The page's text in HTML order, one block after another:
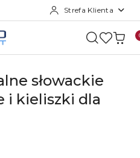
Strefa Klienta
słowackie
i kieliszki dla